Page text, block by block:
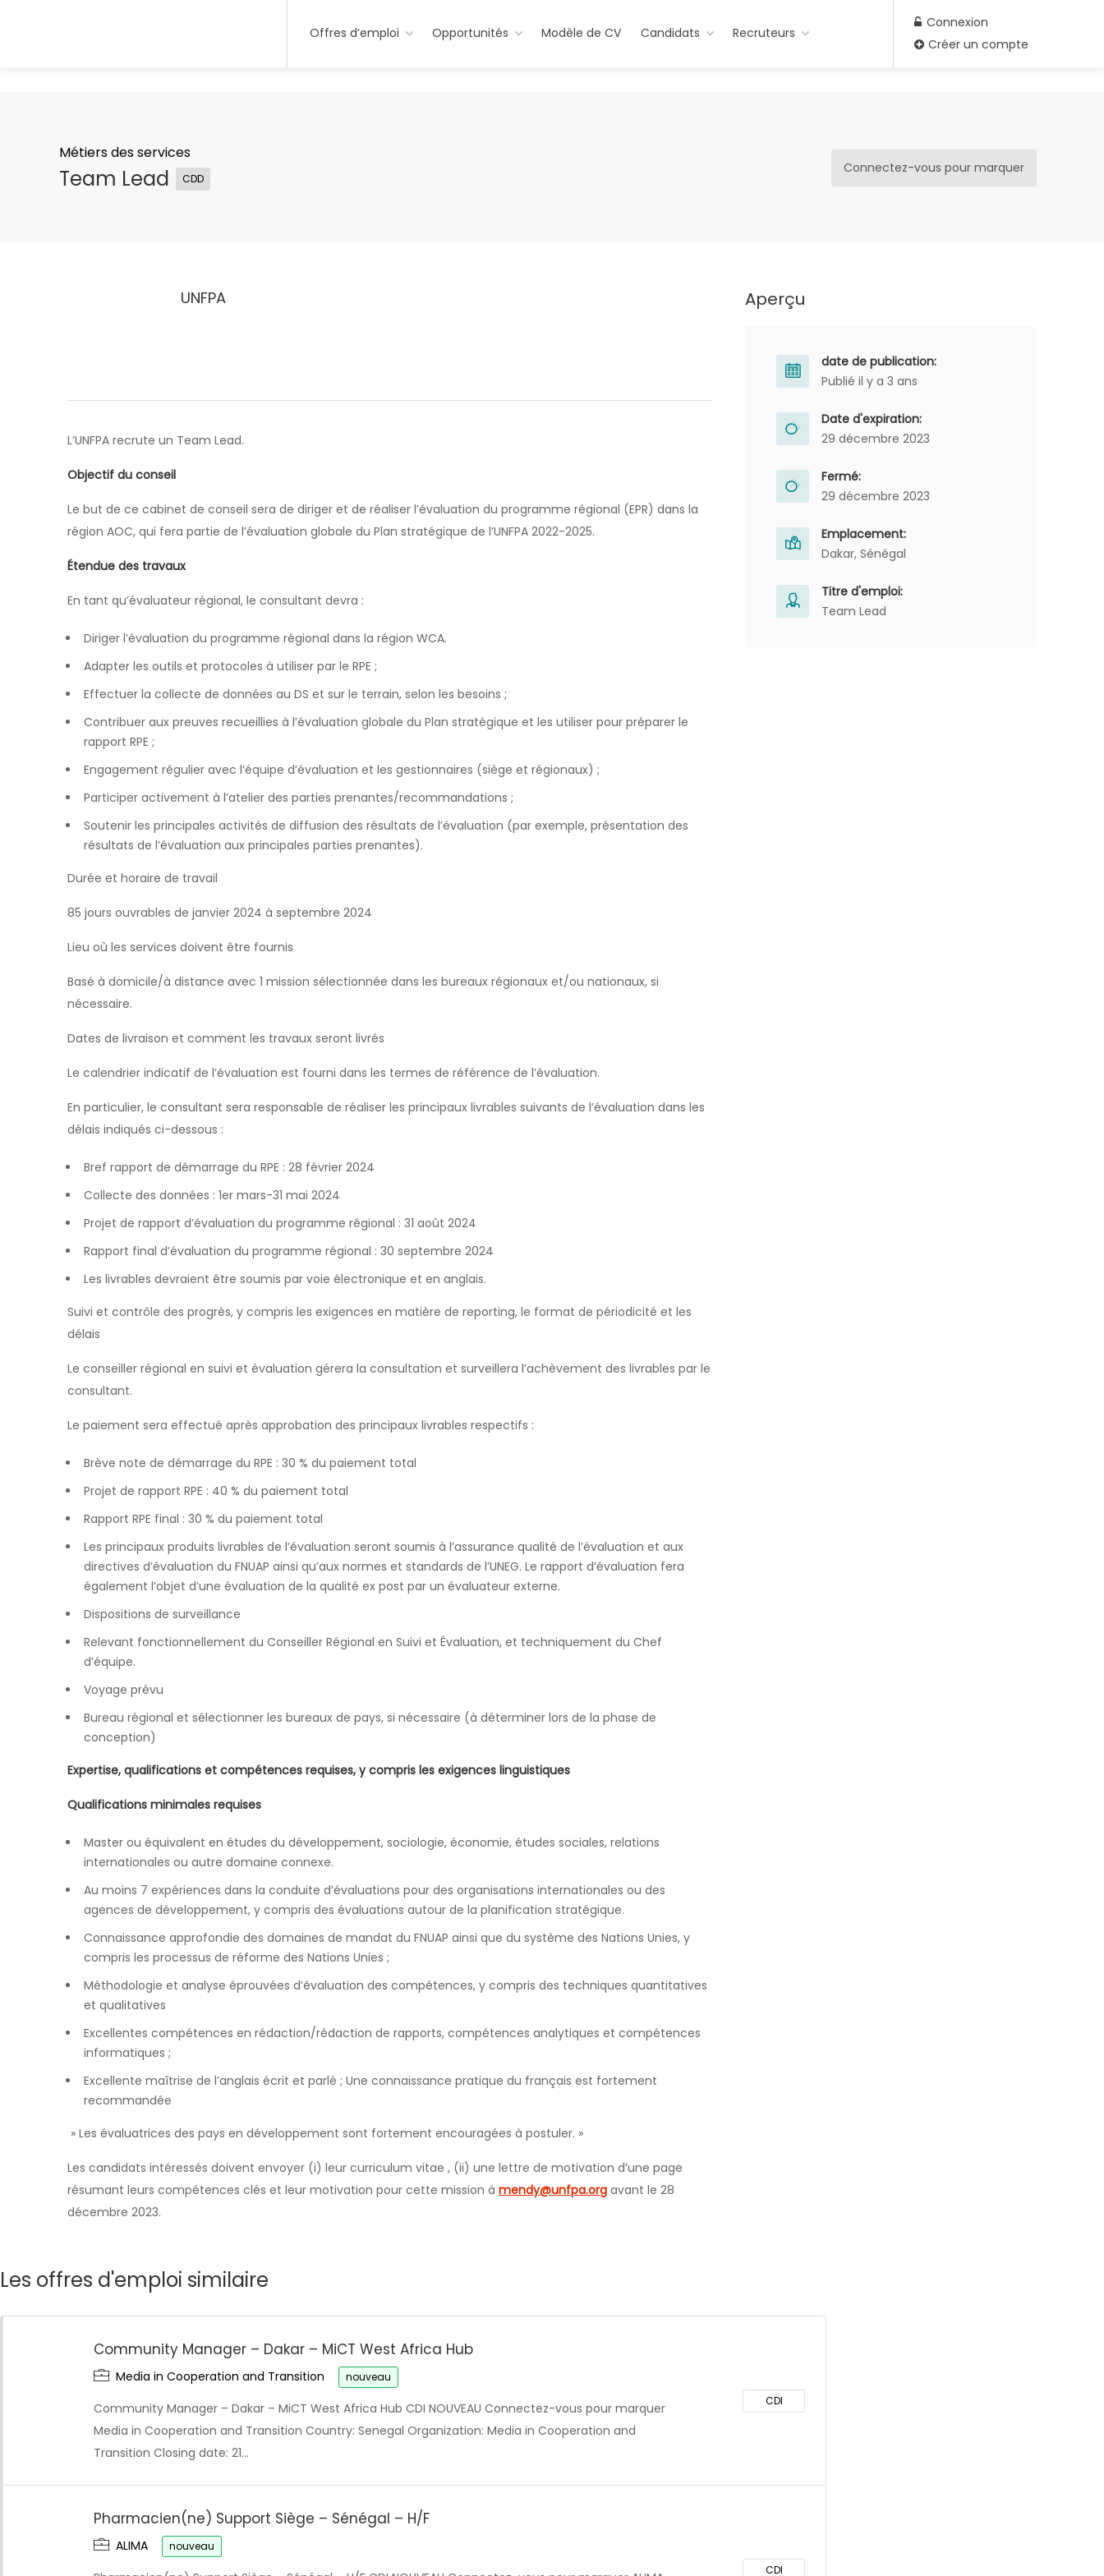
Offres d’emploi Opportunités Modèle de CV Candidats Recruteurs
Connexion
Créer un compte
Métiers des services
Team Lead CDD
Connectez-vous pour marquer
UNFPA
L’UNFPA recrute un Team Lead.
Objectif du conseil
Le but de ce cabinet de conseil sera de diriger et de réaliser l’évaluation du programme régional (EPR) dans la
région AOC, qui fera partie de l’évaluation globale du Plan stratégique de l’UNFPA 2022-2025.
Étendue des travaux
En tant qu’évaluateur régional, le consultant devra :
Diriger l’évaluation du programme régional dans la région WCA.
Adapter les outils et protocoles à utiliser par le RPE ;
Effectuer la collecte de données au DS et sur le terrain, selon les besoins ;
Contribuer aux preuves recueillies à l’évaluation globale du Plan stratégique et les utiliser pour préparer le
rapport RPE ;
Engagement régulier avec l’équipe d’évaluation et les gestionnaires (siège et régionaux) ;
Participer activement à l’atelier des parties prenantes/recommandations ;
Soutenir les principales activités de diffusion des résultats de l’évaluation (par exemple, présentation des
résultats de l’évaluation aux principales parties prenantes).
Durée et horaire de travail
85 jours ouvrables de janvier 2024 à septembre 2024
Lieu où les services doivent être fournis
Basé à domicile/à distance avec 1 mission sélectionnée dans les bureaux régionaux et/ou nationaux, si
nécessaire.
Dates de livraison et comment les travaux seront livrés
Le calendrier indicatif de l’évaluation est fourni dans les termes de référence de l’évaluation.
En particulier, le consultant sera responsable de réaliser les principaux livrables suivants de l’évaluation dans les
délais indiqués ci-dessous :
Bref rapport de démarrage du RPE : 28 février 2024
Collecte des données : 1er mars-31 mai 2024
Projet de rapport d’évaluation du programme régional : 31 août 2024
Rapport final d’évaluation du programme régional : 30 septembre 2024
Les livrables devraient être soumis par voie électronique et en anglais.
Suivi et contrôle des progrès, y compris les exigences en matière de reporting, le format de périodicité et les
délais
Le conseiller régional en suivi et évaluation gérera la consultation et surveillera l’achèvement des livrables par le
consultant.
Le paiement sera effectué après approbation des principaux livrables respectifs :
Brève note de démarrage du RPE : 30 % du paiement total
Projet de rapport RPE : 40 % du paiement total
Rapport RPE final : 30 % du paiement total
Les principaux produits livrables de l’évaluation seront soumis à l’assurance qualité de l’évaluation et aux
directives d’évaluation du FNUAP ainsi qu’aux normes et standards de l’UNEG. Le rapport d’évaluation fera
également l’objet d’une évaluation de la qualité ex post par un évaluateur externe.
Dispositions de surveillance
Relevant fonctionnellement du Conseiller Régional en Suivi et Évaluation, et techniquement du Chef
d’équipe.
Voyage prévu
Bureau régional et sélectionner les bureaux de pays, si nécessaire (à déterminer lors de la phase de
conception)
Expertise, qualifications et compétences requises, y compris les exigences linguistiques
Qualifications minimales requises
Master ou équivalent en études du développement, sociologie, économie, études sociales, relations
internationales ou autre domaine connexe.
Au moins 7 expériences dans la conduite d’évaluations pour des organisations internationales ou des
agences de développement, y compris des évaluations autour de la planification stratégique.
Connaissance approfondie des domaines de mandat du FNUAP ainsi que du système des Nations Unies, y
compris les processus de réforme des Nations Unies ;
Méthodologie et analyse éprouvées d’évaluation des compétences, y compris des techniques quantitatives
et qualitatives
Excellentes compétences en rédaction/rédaction de rapports, compétences analytiques et compétences
informatiques ;
Excellente maîtrise de l’anglais écrit et parlé ; Une connaissance pratique du français est fortement
recommandée
» Les évaluatrices des pays en développement sont fortement encouragées à postuler. »
Les candidats intéressés doivent envoyer (i) leur curriculum vitae , (ii) une lettre de motivation d’une page
résumant leurs compétences clés et leur motivation pour cette mission à mendy@unfpa.org avant le 28
décembre 2023.
Aperçu
date de publication:
Publié il y a 3 ans
Date d'expiration:
29 décembre 2023
Fermé:
29 décembre 2023
Emplacement:
Dakar, Sénégal
Titre d'emploi:
Team Lead
Les offres d'emploi similaire
Community Manager – Dakar – MiCT West Africa Hub
CDI
Media in Cooperation and Transition nouveau
Community Manager – Dakar – MiCT West Africa Hub CDI NOUVEAU Connectez-vous pour marquer
Media in Cooperation and Transition Country: Senegal Organization: Media in Cooperation and
Transition Closing date: 21…
Pharmacien(ne) Support Siège – Sénégal – H/F
CDI
ALIMA nouveau